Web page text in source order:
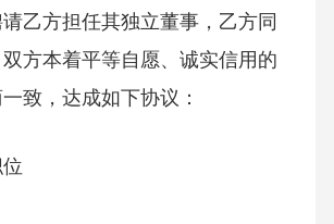
乙方担任其独立董事，乙方同
方本着平等自愿、诚实信用的
致，达成如下协议：